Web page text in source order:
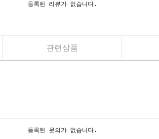
등록된 리뷰가 없습니다.
관련상품
등록된 문의가 없습니다.